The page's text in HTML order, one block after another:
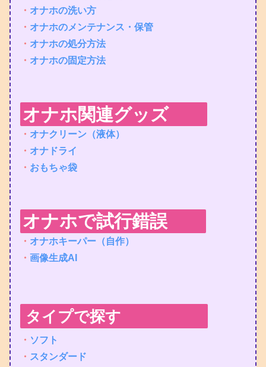
・ オナホの洗い方
・ オナホのメンテナンス・保管
・ オナホの処分方法
・ オナホの固定方法
オナホ関連グッズ
・ オナクリーン（液体）
・ オナドライ
・ おもちゃ袋
オナホで試行錯誤
・ オナホキーパー（自作）
・ 画像生成AI
タイプで探す
・ ソフト
・ スタンダード